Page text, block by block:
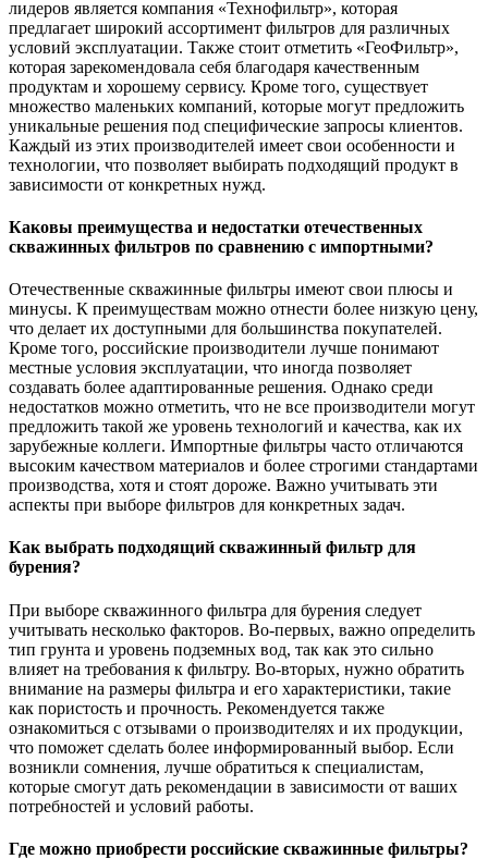
лидеров является компания «Технофильтр», которая
предлагает широкий ассортимент фильтров для различных
условий эксплуатации. Также стоит отметить «ГеоФильтр»,
которая зарекомендовала себя благодаря качественным
продуктам и хорошему сервису. Кроме того, существует
множество маленьких компаний, которые могут предложить
уникальные решения под специфические запросы клиентов.
Каждый из этих производителей имеет свои особенности и
технологии, что позволяет выбирать подходящий продукт в
зависимости от конкретных нужд.
Каковы преимущества и недостатки отечественных
скважинных фильтров по сравнению с импортными?
Отечественные скважинные фильтры имеют свои плюсы и
минусы. К преимуществам можно отнести более низкую цену,
что делает их доступными для большинства покупателей.
Кроме того, российские производители лучше понимают
местные условия эксплуатации, что иногда позволяет
создавать более адаптированные решения. Однако среди
недостатков можно отметить, что не все производители могут
предложить такой же уровень технологий и качества, как их
зарубежные коллеги. Импортные фильтры часто отличаются
высоким качеством материалов и более строгими стандартами
производства, хотя и стоят дороже. Важно учитывать эти
аспекты при выборе фильтров для конкретных задач.
Как выбрать подходящий скважинный фильтр для
бурения?
При выборе скважинного фильтра для бурения следует
учитывать несколько факторов. Во-первых, важно определить
тип грунта и уровень подземных вод, так как это сильно
влияет на требования к фильтру. Во-вторых, нужно обратить
внимание на размеры фильтра и его характеристики, такие
как пористость и прочность. Рекомендуется также
ознакомиться с отзывами о производителях и их продукции,
что поможет сделать более информированный выбор. Если
возникли сомнения, лучше обратиться к специалистам,
которые смогут дать рекомендации в зависимости от ваших
потребностей и условий работы.
Где можно приобрести российские скважинные фильтры?